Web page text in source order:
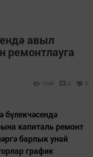
авыл
ремонтлауга
1043 0 0
капиталь ремонт
барлык унай
график